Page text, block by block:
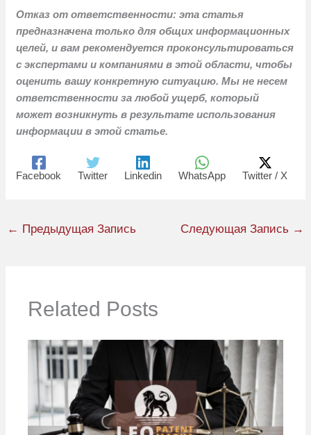
Отказ от ответственности: эта статья
предназначена только для общих информационных
целей, и вам рекомендуется проконсультироваться
с экспертами и компаниями в этой области, чтобы
оценить вашу конкретную ситуацию. Мы не несем
ответственности за любой ущерб, который
может возникнуть в результате использования
информации в этой статье.
Facebook Twitter Linkedin WhatsApp Twitter / X
← Предыдущая Запись Следующая Запись →
Related Posts